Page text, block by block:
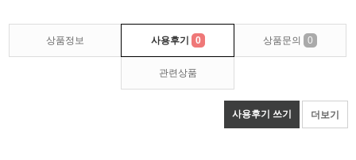
상품정보 사용후기 0 상품문의 0
관련상품
사용후기 쓰기 더보기